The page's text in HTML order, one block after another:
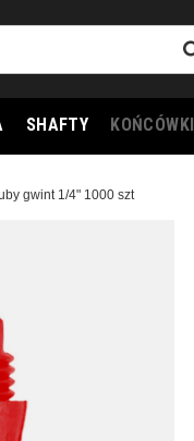
SHAFTY KOŃCÓWKI
gwint 1/4" 1000 szt